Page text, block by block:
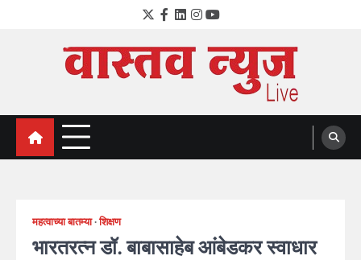
Twitter
Facebook
LinkedIn
Instagram
YouTube
VastavNEWSLive.com
a leading NEWS portal of Maharahstra
महत्वाच्या बातम्या शिक्षण
भारतरत्न डॉ. बाबासाहेब आंबेडकर स्वाधार